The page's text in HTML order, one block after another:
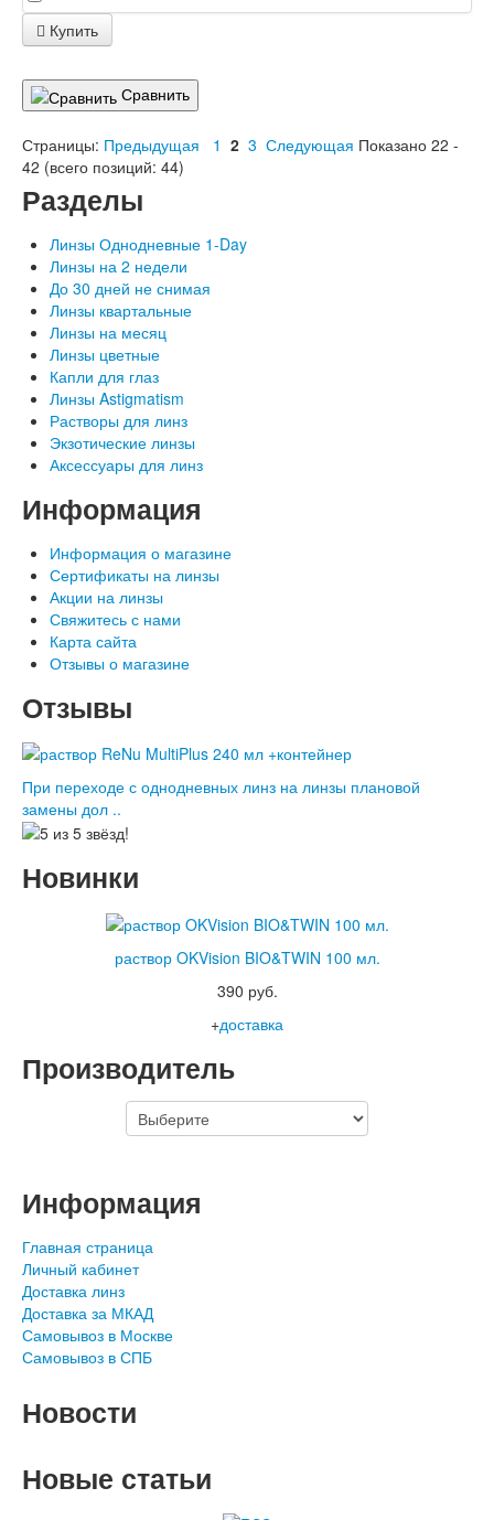
Купить
Сравнить
Страницы: Предыдущая 1 2 3 Следующая Показано 22 -
42 (всего позиций: 44)
Разделы
Линзы Однодневные 1-Day
Линзы на 2 недели
До 30 дней не снимая
Линзы квартальные
Линзы на месяц
Линзы цветные
Капли для глаз
Линзы Astigmatism
Растворы для линз
Экзотические линзы
Аксессуары для линз
Информация
Информация о магазине
Сертификаты на линзы
Акции на линзы
Свяжитесь с нами
Карта сайта
Отзывы о магазине
Отзывы
При переходе с однодневных линз на линзы плановой
замены дол ..
Новинки
раствор OKVision BIO&TWIN 100 мл.
390 руб.
+доставка
Производитель
Информация
Главная страница
Личный кабинет
Доставка линз
Доставка за МКАД
Самовывоз в Москве
Самовывоз в СПБ
Новости
Новые статьи